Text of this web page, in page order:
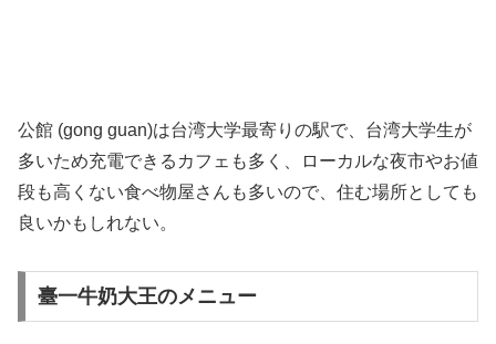
公館 (gong guan)は台湾大学最寄りの駅で、台湾大学生が
多いため充電できるカフェも多く、ローカルな夜市やお値
段も高くない食べ物屋さんも多いので、住む場所としても
良いかもしれない。
臺一牛奶大王のメニュー